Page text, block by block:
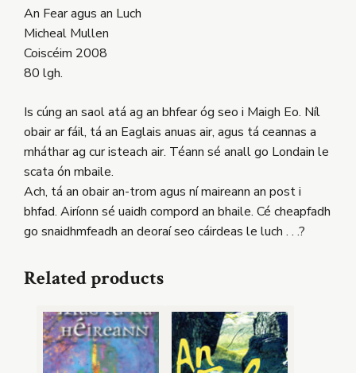
An Fear agus an Luch
Micheal Mullen
Coiscéim 2008
80 lgh.
Is cúng an saol atá ag an bhfear óg seo i Maigh Eo. Níl
obair ar fáil, tá an Eaglais anuas air, agus tá ceannas a
mháthar ag cur isteach air. Téann sé anall go Londain le
scata ón mbaile.
Ach, tá an obair an-trom agus ní maireann an post i
bhfad. Airíonn sé uaidh compord an bhaile. Cé cheapfadh
go snaidhmfeadh an deoraí seo cáirdeas le luch . . .?
Related products